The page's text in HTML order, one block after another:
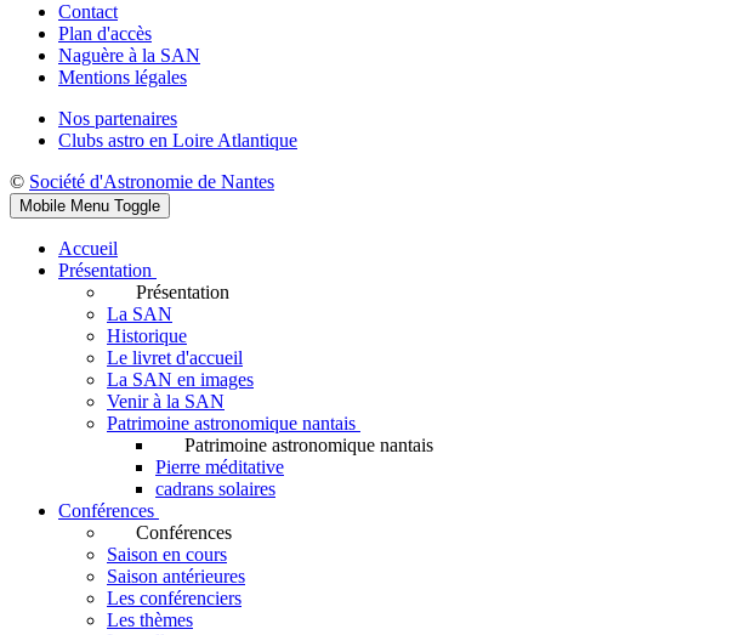
Contact
Plan d'accès
Naguère à la SAN
Mentions légales
Nos partenaires
Clubs astro en Loire Atlantique
© Société d'Astronomie de Nantes
Mobile Menu Toggle
Accueil
Présentation
Présentation
La SAN
Historique
Le livret d'accueil
La SAN en images
Venir à la SAN
Patrimoine astronomique nantais
Patrimoine astronomique nantais
Pierre méditative
cadrans solaires
Conférences
Conférences
Saison en cours
Saison antérieures
Les conférenciers
Les thèmes